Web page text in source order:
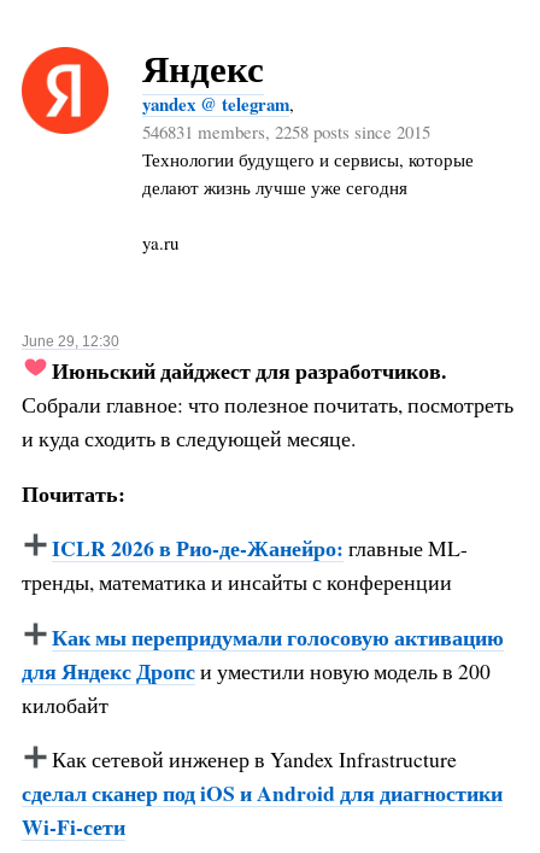
Яндекс
yandex @ telegram,
546831 members, 2258 posts since 2015
Технологии будущего и сервисы, которые
делают жизнь лучше уже сегодня
ya.ru
June 29, 12:30
Июньский дайджест для разработчиков.
Собрали главное: что полезное почитать, посмотреть
и куда сходить в следующей месяце.
Почитать:
ICLR 2026 в Рио-де-Жанейро: главные ML-
тренды, математика и инсайты с конференции
Как мы перепридумали голосовую активацию
для Яндекс Дропси уместили новую модель в 200
килобайт
Как сетевой инженер в Yandex Infrastructure
сделал сканер под iOS и Android для диагностики
Wi-Fi-сети